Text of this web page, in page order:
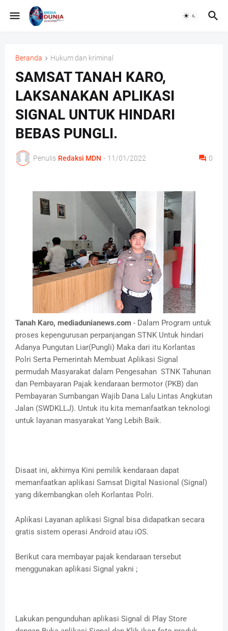
Beranda Hukum dan kriminal
SAMSAT TANAH KARO,
LAKSANAKAN APLIKASI
SIGNAL UNTUK HINDARI
BEBAS PUNGLI.
Penulis Redaksi MDN - 11/01/2022 0
Tanah Karo, mediadunianews.com - Dalam Program untuk
proses kepengurusan perpanjangan STNK Untuk hindari
Adanya Pungutan Liar(Pungli) Maka dari itu Korlantas
Polri Serta Pemerintah Membuat Aplikasi Signal
permudah Masyarakat dalam Pengesahan STNK Tahunan
dan Pembayaran Pajak kendaraan bermotor (PKB) dan
Pembayaran Sumbangan Wajib Dana Lalu Lintas Angkutan
Jalan (SWDKLLJ). Untuk itu kita memanfaatkan teknologi
untuk layanan masyarakat Yang Lebih Baik.
Disaat ini, akhirnya Kini pemilik kendaraan dapat
memanfaatkan aplikasi Samsat Digital Nasional (Signal)
yang dikembangkan oleh Korlantas Polri.
Aplikasi Layanan aplikasi Signal bisa didapatkan secara
gratis sistem operasi Android atau iOS.
Berikut cara membayar pajak kendaraan tersebut
menggunakan aplikasi Signal yakni ;
Lakukan pengunduhan aplikasi Signal di Play Store